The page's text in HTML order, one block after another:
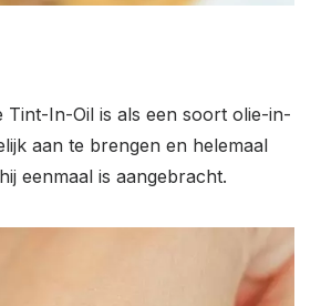
Tint-In-Oil is als een soort olie-in-
aan te brengen en helemaal
eenmaal is aangebracht.